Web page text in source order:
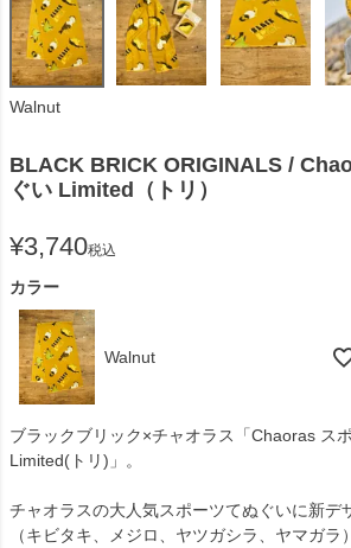
Walnut
BLACK BRICK ORIGINALS /
ぐい Limited（トリ）
¥3,740税込
カラー
Walnut
ブラックブリック×チャオラス「Chaoras ス
Limited(トリ)」。
チャオラスの大人気スポーツてぬぐいに新デ
（キビタキ、メジロ、ヤツガシラ、ヤマガラ